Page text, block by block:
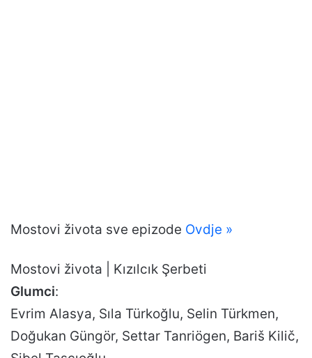
Mostovi života sve epizode Ovdje »
Mostovi života | Kızılcık Şerbeti
Glumci:
Evrim Alasya, Sıla Türkoğlu, Selin Türkmen,
Doğukan Güngör, Settar Tanriögen, Bariš Kilič,